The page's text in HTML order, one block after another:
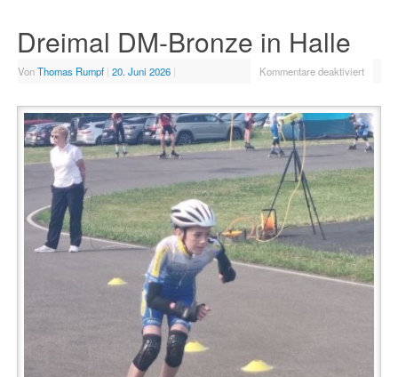
Dreimal DM-Bronze in Halle
VonThomas Rumpf | 20. Juni 2026 | Kommentare deaktiviert